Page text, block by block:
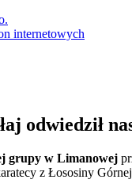
odwiedził
grupy w Limanowej
z Łososiny